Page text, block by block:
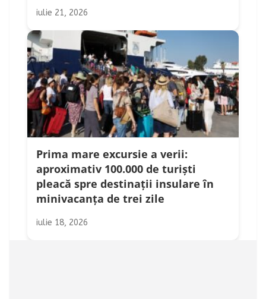
iulie 21, 2026
Prima mare excursie a verii:
aproximativ 100.000 de turiști
pleacă spre destinații insulare în
minivacanța de trei zile
iulie 18, 2026